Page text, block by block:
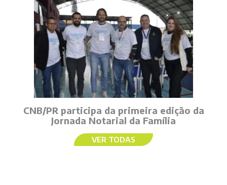
CNB/PR participa da primeira edição da
Jornada Notarial da Família
VER TODAS